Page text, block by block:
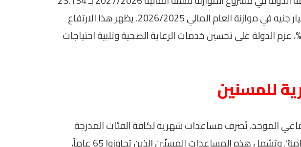
مليار جنيه، مقابل 15.13 مليار جنيه في موازنة العام المالي 2026/2025. يظهر هذا الارتفاع
الكبير، الذي يقدر بنحو 52.9%، عزم الدولة على تحسين خدمات الرعاية الصحية وتلبية احتياجات
للمسنين
الموحد، تُصرف مساعدات شهرية لكافة الفئات المدرجة
ضمن برنامجي “تكافل وكرامة”. وتشمل هذه المساعدات المسنّين الذين تجاوزوا 65 عاماً،